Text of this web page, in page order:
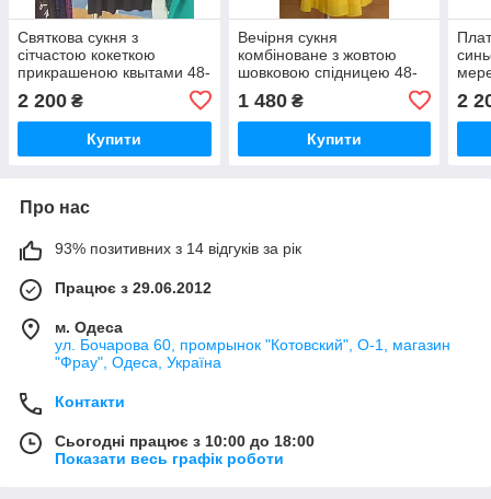
Святкова сукня з
сітчастою кокеткою
прикрашеною квытами 48-
2 200 ₴
Купити
Вечірня сукня
комбіноване з жовтою
шовковою спідницею 48-
1 480₴
Купити
2
Про нас
93% позитивних з 14 відгуків за рік
Працює з 29.06.2012
м. Одеса
ул. Бочарова 60, промрынок "Котовский", О-1, магазин
"Фрау", Одеса, Україна
Контакти
Сьогодні працює з 10:00 до 18:00
Показати весь графік роботи